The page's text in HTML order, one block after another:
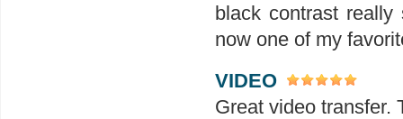
black contrast
now one of my
VIDEO
Great video transfer.